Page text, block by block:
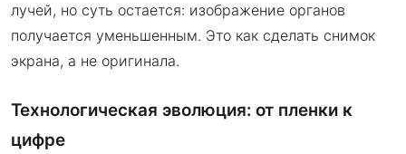
лучей, но суть остается: изображение органов
получается уменьшенным. Это как сделать снимок
экрана, а не оригинала.
Технологическая эволюция: от пленки к
цифре